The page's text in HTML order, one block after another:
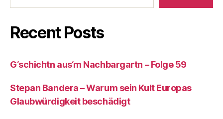
Recent Posts
G‘schichtn aus‘m Nachbargartn – Folge 59
Stepan Bandera – Warum sein Kult Europas
Glaubwürdigkeit beschädigt